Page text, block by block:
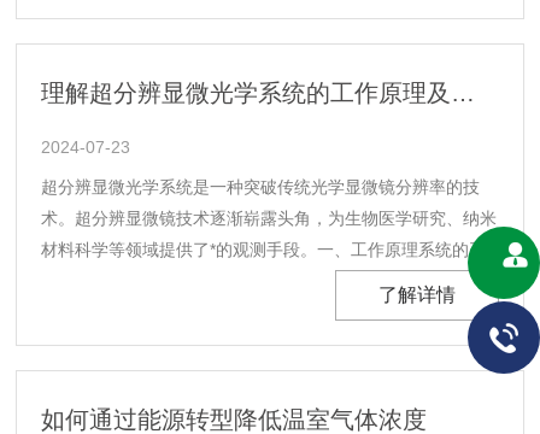
系统，实现对设备各部件的精确供电和功耗控制。通......
理解超分辨显微光学系统的工作原理及其技术优势
2024-07-23
超分辨显微光学系统是一种突破传统光学显微镜分辨率的技
术。超分辨显微镜技术逐渐崭露头角，为生物医学研究、纳米
材料科学等领域提供了*的观测手段。一、工作原理系统的工
作原理主要基于光学原理和信号处理技术。而超分辨显微镜通
过采用特殊的光源、探测器、镜头和信号处理算法，能够突破
这一极限，实现更高分辨率的成像。具体而言，超分辨显
微......
了解详情
如何通过能源转型降低温室气体浓度